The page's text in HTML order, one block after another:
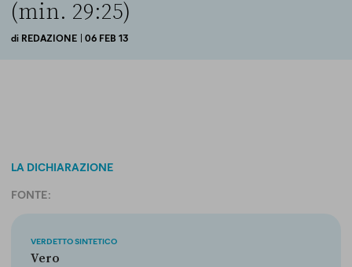
(min. 29:25)
di REDAZIONE | 06 FEB 13
LA DICHIARAZIONE
FONTE:
VERDETTO SINTETICO
Vero